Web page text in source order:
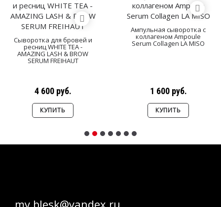
Сыворотка для бровей и
ресниц WHITE TEA -
AMAZING LASH & BROW
SERUM FREIHAUT
4 600 руб.
КУПИТЬ
Ампульная сыворотка с
коллагеном Ampoule
Serum Collagen LA MISO
1 600 руб.
КУПИТЬ
my.blesk@yandex.ru